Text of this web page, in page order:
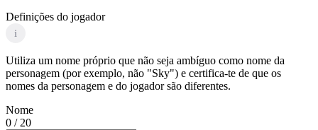
Definições do jogador
i
Utiliza um nome próprio que não seja ambíguo como nome da
personagem (por exemplo, não "Sky") e certifica-te de que os
nomes da personagem e do jogador são diferentes.
Nome
0 / 20